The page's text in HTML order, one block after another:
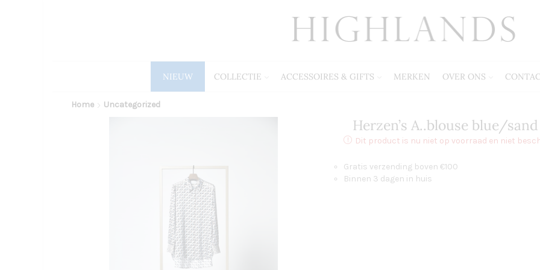
NIEUW COLLECTIE ACCESSOIRES & GIFTS MERKEN OVER ONS
Home Uncategorized
Herzen’s A..blouse blue/sand
Dit product is nu niet op voorraad en niet
Gratis verzending boven €100
Binnen 3 dagen in huis